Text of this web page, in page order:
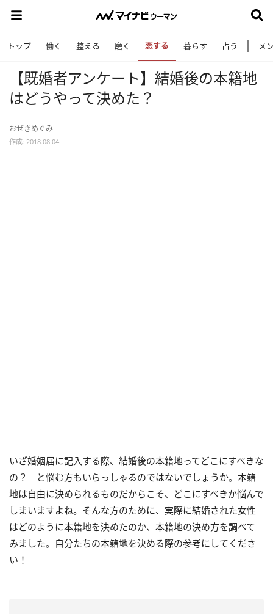
トップ 働く 整える 磨く 恋する 暮らす 占う メ
【既婚者アンケート】結婚後の本籍地
はどうやって決めた？
おぜきめぐみ
作成: 2018.08.04
いざ婚姻届に記入する際、結婚後の本籍地ってどこにすべきな
の？ と悩む方もいらっしゃるのではないでしょうか。本籍
地は自由に決められるものだからこそ、どこにすべきか悩んで
しまいますよね。そんな方のために、実際に結婚された女性
はどのように本籍地を決めたのか、本籍地の決め方を調べて
みました。自分たちの本籍地を決める際の参考にしてくださ
い！